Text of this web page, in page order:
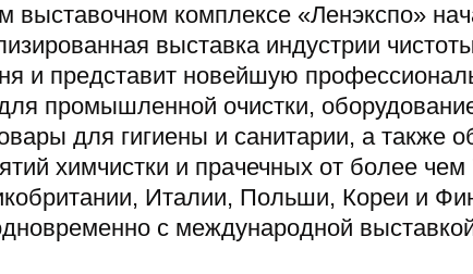
выставочном комплексе «Ленэкспо»
выставка индустрии
и представит новейшую
промышленной очистки,
для гигиены и санитарии, а также
химчистки и прачечных от более
Италии, Польши, Кореи и
с международной